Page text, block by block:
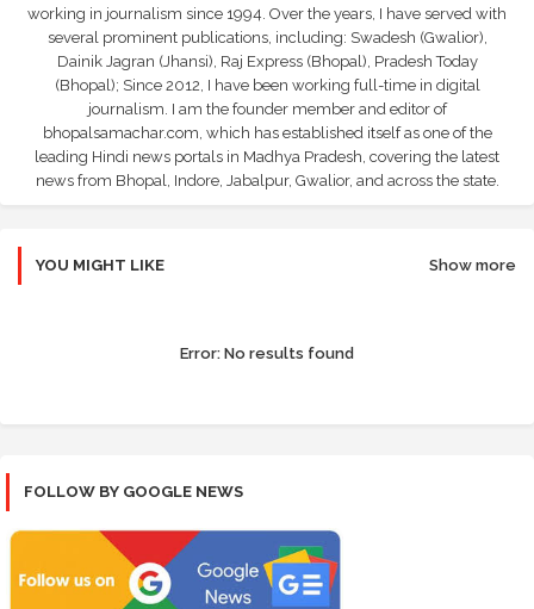
working in journalism since 1994. Over the years, I have served with
several prominent publications, including: Swadesh (Gwalior),
Dainik Jagran (Jhansi), Raj Express (Bhopal), Pradesh Today
(Bhopal); Since 2012, I have been working full-time in digital
journalism. I am the founder member and editor of
bhopalsamachar.com, which has established itself as one of the
leading Hindi news portals in Madhya Pradesh, covering the latest
news from Bhopal, Indore, Jabalpur, Gwalior, and across the state.
YOU MIGHT LIKE Show more
Error: No results found
FOLLOW BY GOOGLE NEWS